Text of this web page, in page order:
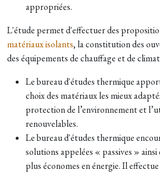
appropriées.
L'étude permet d'effectuer des
matériaux isolants, la constitution des
des équipements de chauffage et de
Le bureau d'études thermique
choix des matériaux les mieux
protection de l’environnement et
renouvelables.
Le bureau d'études thermique
solutions appelées « passives » ainsi
plus économes en énergie. Il